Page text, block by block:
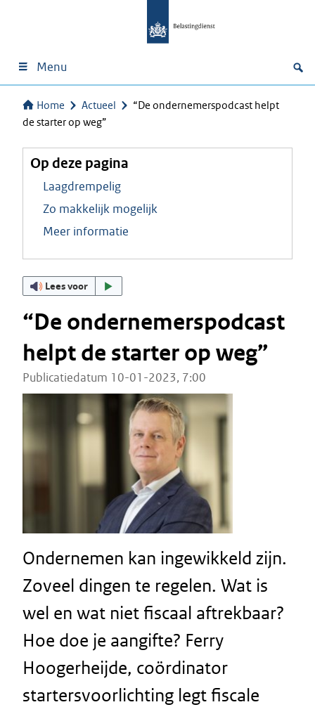
Menu
Home Actueel
“De ondernemerspodcast helpt
de starter op weg”
Op deze pagina
Laagdrempelig
Zo makkelijk mogelijk
Meer informatie
Lees voor
“De ondernemerspodcast
helpt de starter op weg”
Publicatiedatum 10-01-2023, 7:00
Ondernemen kan ingewikkeld zijn.
Zoveel dingen te regelen. Wat is
wel en wat niet fiscaal aftrekbaar?
Hoe doe je aangifte? Ferry
Hoogerheijde, coördinator
startersvoorlichting legt fiscale